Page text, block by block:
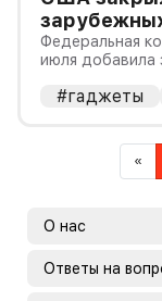
для
Федеральная
июля добавила
#гаджеты
«
О нас
Ответы на